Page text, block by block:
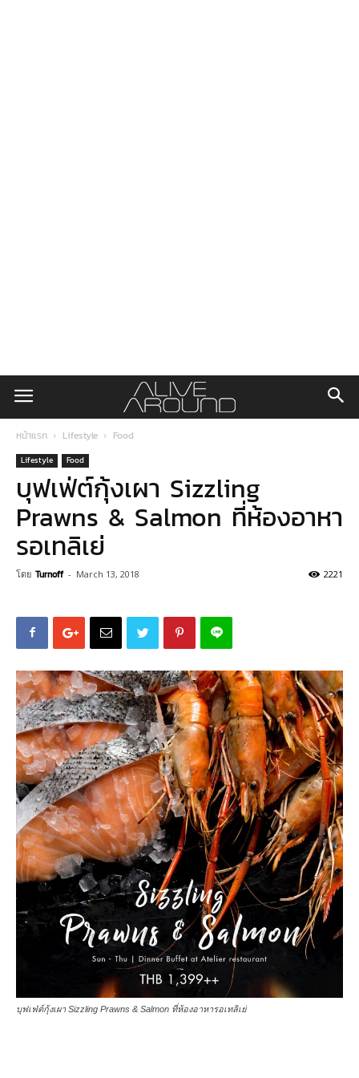
หน้าแรก Lifestyle Food
Lifestyle Food
บุฟเฟ่ต์กุ้งเผา Sizzling
Prawns & Salmon ที่ห้องอาหา
รอเทลิเย่
โดย Turnoff - March 13, 2018 2221
บุฟเฟ่ต์กุ้งเผา Sizzling Prawns & Salmon ที่ห้องอาหารอเทลิเย่